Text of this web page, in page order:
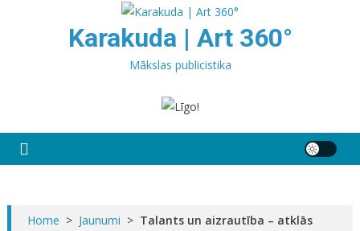
Karakuda | Art 360°
Mākslas publicistika
Home > Jaunumi > Talants un aizrautība – atklās